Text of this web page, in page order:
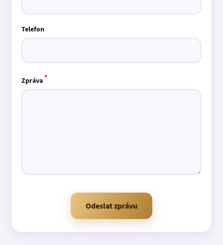
Telefon
Zpráva*
Odeslat zprávu